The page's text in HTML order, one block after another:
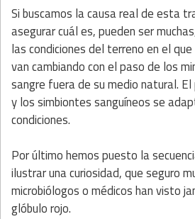
Si buscamos la causa real de esta
asegurar cuál es, pueden ser
las condiciones del terreno en el
van cambiando con el paso de los
sangre fuera de su medio natural.
y los simbiontes sanguíneos se
condiciones.
Por último hemos puesto la
ilustrar una curiosidad, que seguro
microbiólogos o médicos han visto
glóbulo rojo.